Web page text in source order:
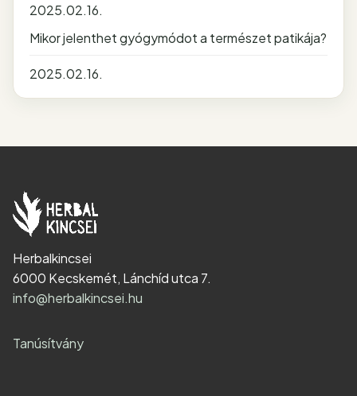
2025.02.16.
Mikor jelenthet gyógymódot a természet patikája?
2025.02.16.
Herbalkincsei
6000 Kecskemét, Lánchíd utca 7.
info@herbalkincsei.hu
Tanúsítvány